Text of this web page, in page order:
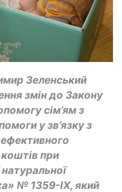
Зеленський
змін до Закону
сім’ям з
у зв’язку з
при
№ 1359-ІХ, який